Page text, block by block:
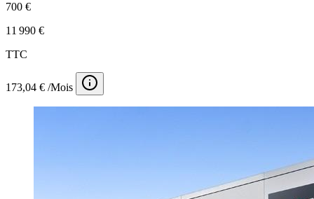
700 €
11 990 €
TTC
173,04 € /Mois